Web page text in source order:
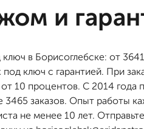
и
ключ в Борисоглебске: от
ключ с гарантией. При
10 процентов. С 2014 года
3465 заказов. Опыт работы
не менее 10 лет.